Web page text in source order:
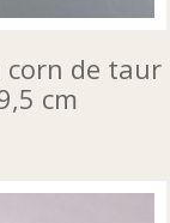
corn de taur
cm